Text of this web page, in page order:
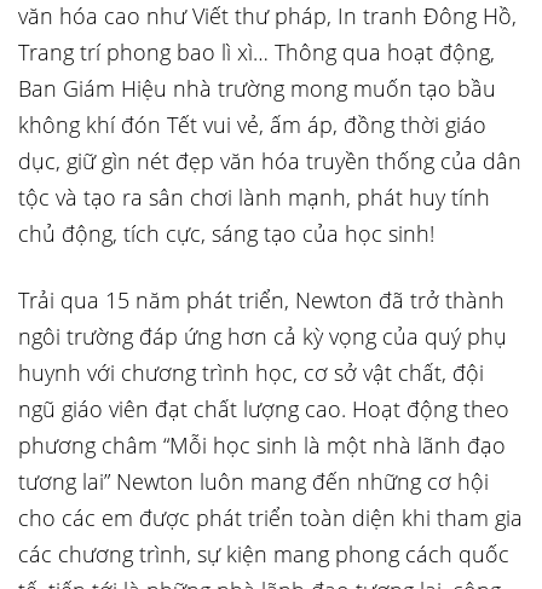
văn hóa cao như Viết thư pháp, In tranh Đông Hồ,
Trang trí phong bao lì xì… Thông qua hoạt động,
Ban Giám Hiệu nhà trường mong muốn tạo bầu
không khí đón Tết vui vẻ, ấm áp, đồng thời giáo
dục, giữ gìn nét đẹp văn hóa truyền thống của dân
tộc và tạo ra sân chơi lành mạnh, phát huy tính
chủ động, tích cực, sáng tạo của học sinh!
Trải qua 15 năm phát triển, Newton đã trở thành
ngôi trường đáp ứng hơn cả kỳ vọng của quý phụ
huynh với chương trình học, cơ sở vật chất, đội
ngũ giáo viên đạt chất lượng cao. Hoạt động theo
phương châm “Mỗi học sinh là một nhà lãnh đạo
tương lai” Newton luôn mang đến những cơ hội
cho các em được phát triển toàn diện khi tham gia
các chương trình, sự kiện mang phong cách quốc